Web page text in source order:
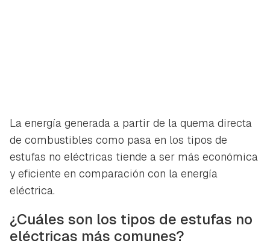
La energía generada a partir de la quema directa
de combustibles como pasa en los tipos de
estufas no eléctricas tiende a ser más económica
y eficiente en comparación con la energía
eléctrica.
¿Cuáles son los tipos de estufas no
eléctricas más comunes?